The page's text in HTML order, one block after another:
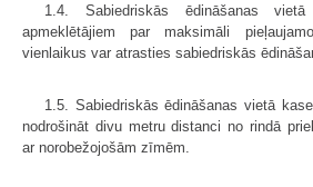
1.4. Sabiedriskās ēdināšanas vietā
apmeklētājiem par maksimāli
vienlaikus var atrasties sabiedriskās
1.5. Sabiedriskās ēdināšanas vietā
nodrošināt divu metru distanci no rindā
ar norobežojošām zīmēm.